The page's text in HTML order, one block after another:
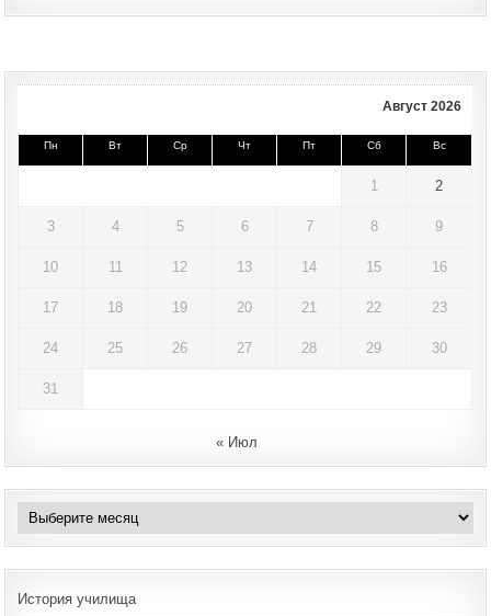
Август 2026
Пн Вт Ср Чт Пт Сб Вс
1 2
3 4 5 6 7 8 9
10 11 12 13 14 15 16
17 18 19 20 21 22 23
24 25 26 27 28 29 30
31
« Июл
Архивы
История училища